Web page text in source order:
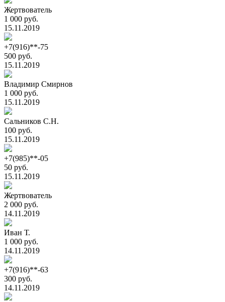
Жертвователь
1 000 руб.
15.11.2019
+7(916)**-75
500 руб.
15.11.2019
Владимир Смирнов
1 000 руб.
15.11.2019
Сальников С.Н.
100 руб.
15.11.2019
+7(985)**-05
50 руб.
15.11.2019
Жертвователь
2 000 руб.
14.11.2019
Иван Т.
1 000 руб.
14.11.2019
+7(916)**-63
300 руб.
14.11.2019